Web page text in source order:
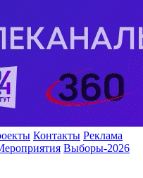
Контакты Реклама
Выборы-2026